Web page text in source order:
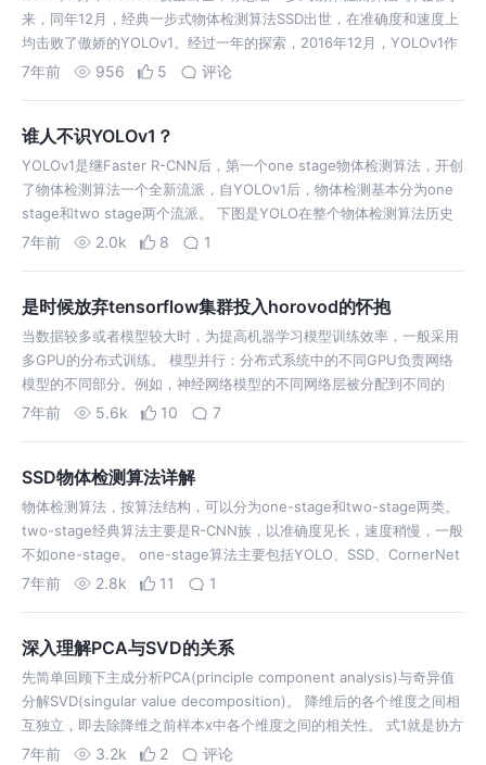
来，同年12月，经典一步式物体检测算法SSD出世，在准确度和速度上
均击败了傲娇的YOLOv1。经过一年的探索，2016年12月，YOLOv1作
者Joseph Redmon发布YOLOv2，以图扳回一城。 下图…
7年前 956 5 评论
谁人不识YOLOv1？
YOLOv1是继Faster R-CNN后，第一个one stage物体检测算法，开创
了物体检测算法一个全新流派，自YOLOv1后，物体检测基本分为one
stage和two stage两个流派。 下图是YOLO在整个物体检测算法历史
上的坐标。 可以看出，YOLOv1是在Fas…
7年前 2.0k 8 1
是时候放弃tensorflow集群投入horovod的怀抱
当数据较多或者模型较大时，为提高机器学习模型训练效率，一般采用
多GPU的分布式训练。 模型并行：分布式系统中的不同GPU负责网络
模型的不同部分。例如，神经网络模型的不同网络层被分配到不同的
GPU，或者同一层内部的不同参数被分配到不同GPU； 数据并行：不
7年前 5.6k 10 7
SSD物体检测算法详解
物体检测算法，按算法结构，可以分为one-stage和two-stage两类。
two-stage经典算法主要是R-CNN族，以准确度见长，速度稍慢，一般
不如one-stage。 one-stage算法主要包括YOLO、SSD、CornerNet
等，以速度快见长，准确度一般不如…
7年前 2.8k 11 1
深入理解PCA与SVD的关系
先简单回顾下主成分析PCA(principle component analysis)与奇异值
分解SVD(singular value decomposition)。 降维后的各个维度之间相
互独立，即去除降维之前样本x中各个维度之间的相关性。 式1就是协方
差矩阵C的特征值分解，…
7年前 3.2k 2 评论